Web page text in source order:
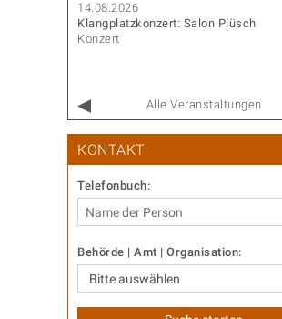
14.08.2026
Klangplatzkonzert: Salon Plüsch
Konzert
Alle Veranstaltungen
KONTAKT
Telefonbuch:
Behörde | Amt | Organisation: